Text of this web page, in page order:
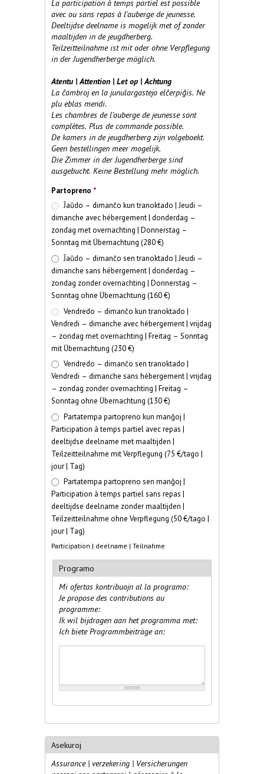
La participation à temps partiel est possible
avec ou sans repas à l'auberge de jeunesse.
Deeltijdse deelname is mogelijk met of zonder
maaltijden in de jeugdherberg.
Teilzeitteilnahme ist mit oder ohne Verpflegung
in der Jugendherberge möglich.
Atentu | Attention | Let op | Achtung
La ĉambroj en la junulargastejo elĉerpiĝis. Ne
plu eblas mendi.
Les chambres de l’auberge de jeunesse sont
complètes. Plus de commande possible.
De kamers in de jeugdherberg zijn volgeboekt.
Geen bestellingen meer mogelijk.
Die Zimmer in der Jugendherberge sind
ausgebucht. Keine Bestellung mehr möglich.
Partopreno *
Ĵaŭdo – dimanĉo kun tranoktado | Jeudi –
dimanche avec hébergement | donderdag –
zondag met overnachting | Donnerstag –
Sonntag mit Übernachtung (280 €)
Ĵaŭdo – dimanĉo sen tranoktado | Jeudi –
dimanche sans hébergement | donderdag –
zondag zonder overnachting | Donnerstag –
Sonntag ohne Übernachtung (160 €)
Vendredo – dimanĉo kun tranoktado |
Vendredi – dimanche avec hébergement | vrijdag
– zondag met overnachting | Freitag – Sonntag
mit Übernachtung (230 €)
Vendredo – dimanĉo sen tranoktado |
Vendredi – dimanche sans hébergement | vrijdag
– zondag zonder overnachting | Freitag –
Sonntag ohne Übernachtung (130 €)
Partatempa partopreno kun manĝoj |
Participation à temps partiel avec repas |
deeltijdse deelname met maaltijden |
Teilzeitteilnahme mit Verpflegung (75 €/tago |
jour | Tag)
Partatempa partopreno sen manĝoj |
Participation à temps partiel sans repas |
deeltijdse deelname zonder maaltijden |
Teilzeitteilnahme ohne Verpflegung (50 €/tago |
jour | Tag)
Participation | deelname | Teilnahme
Programo
Mi ofertas kontribuojn al la programo:
Je propose des contributions au
programme:
Ik wil bijdragen aan het programma met:
Ich biete Programmbeiträge an:
Asekuroj
Assurance | verzekering | Versicherungen